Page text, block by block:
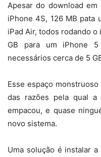
Apesar do download
iPhone 4S, 126 MB pata
iPad Air, todos rodando o
GB para um iPhone
necessários cerca de 5
Esse espaço
das razões pela qual a
empacou, e quase
novo sistema.
Uma solução é instalar